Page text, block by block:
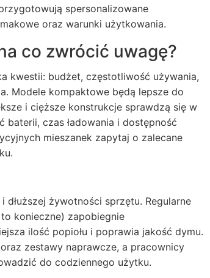
spersonalizowane
oraz warunki użytkowania.
co zwrócić uwagę?
kwestii: budżet, częstotliwość używania,
Modele kompaktowe będą lepsze do
i cięższe konstrukcje sprawdzą się w
baterii, czas ładowania i dostępność
mieszanek zapytaj o zalecane
żywotności sprzętu. Regularne
konieczne) zapobiegnie
ilość popiołu i poprawia jakość dymu.
zestawy naprawcze, a pracownicy
do codziennego użytku.